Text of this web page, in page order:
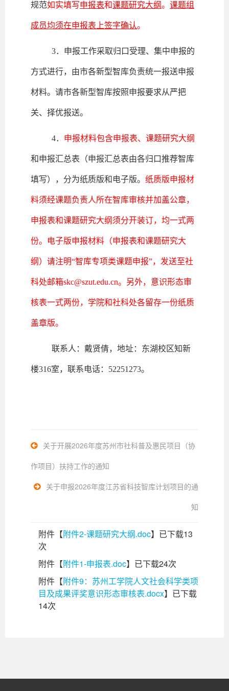
规范如实填写申报表和课题研究大纲。 课题组
成员均须在申报表上签字确认。
3．申报工作采取归口受理、集中申报的
方式进行，由市各新型智库负责统一报送申报
材料。请市各新型智库按照申报要求从严把
关、择优报送。
4． 申报材料包含申报表、课题研究大纲
和申报汇总表（申报汇总表由各归口推荐智库
填写），分为纸质版和电子版。 纸质版申报材
料须经课题负责人所在智库审核并加盖公章，
申报表和课题研究大纲须分开装订，均一式两
份。 电子版申报材料（申报表和课题研究大
纲）请注明“智库专项类课题申报”，发送至社
科处邮箱skc@szut.edu.cn。 另外，意识形态审
核表一式两份，学院和社科处各留存一份纸质
盖章版。
联系人：戴贤倩，地址：东湖校区知新
楼316室，联系电话：52251273。
关于开展2026年度苏州市社科普及惠民项目（协
作项目）扶持工作的通知
关于申报2026年度江苏省科技智库计划项目的通
知
附件【附件2-课题研究大纲.doc】已下载13
次
附件【附件1-申报表.doc】已下载24次
附件【附件9：苏州工学院人文社会科学类项
目及成果评奖意识形态审核表.docx】已下载
14次